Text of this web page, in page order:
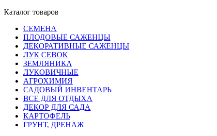
Каталог товаров
СЕМЕНА
ПЛОДОВЫЕ САЖЕНЦЫ
ДЕКОРАТИВНЫЕ САЖЕНЦЫ
ЛУК СЕВОК
ЗЕМЛЯНИКА
ЛУКОВИЧНЫЕ
АГРОХИМИЯ
САДОВЫЙ ИНВЕНТАРЬ
ВСЕ ДЛЯ ОТДЫХА
ДЕКОР ДЛЯ САДА
КАРТОФЕЛЬ
ГРУНТ, ДРЕНАЖ